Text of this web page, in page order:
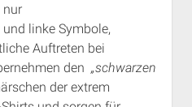
nur
linke Symbole,
Auftreten bei
den „schwarzen
der extrem